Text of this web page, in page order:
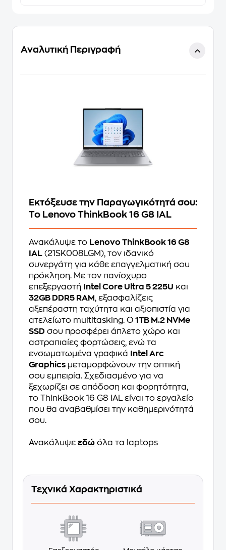
Αναλυτική Περιγραφή
Εκτόξευσε την Παραγωγικότητά σου:
Το Lenovo ThinkBook 16 G8 IAL
Ανακάλυψε το Lenovo ThinkBook 16 G8
IAL (21SK008LGM), τον ιδανικό
συνεργάτη για κάθε επαγγελματική σου
πρόκληση. Με τον πανίσχυρο
επεξεργαστή
Intel Core Ultra 5 225U και
32GB DDR5 RAM, εξασφαλίζεις
αξεπέραστη ταχύτητα και αξιοπιστία για
ατελείωτο multitasking. Ο 1TB M.2 NVMe
SSD σου προσφέρει άπλετο χώρο και
αστραπιαίες φορτώσεις, ενώ τα
ενσωματωμένα γραφικά
Intel Arc
Graphics μεταμορφώνουν την οπτική
σου εμπειρία. Σχεδιασμένο για να
ξεχωρίζει σε απόδοση και φορητότητα,
το ThinkBook 16 G8 IAL είναι το εργαλείο
που θα αναβαθμίσει την καθημερινότητά
σου.
Ανακάλυψε εδώ όλα τα laptops
Τεχνικά Χαρακτηριστικά